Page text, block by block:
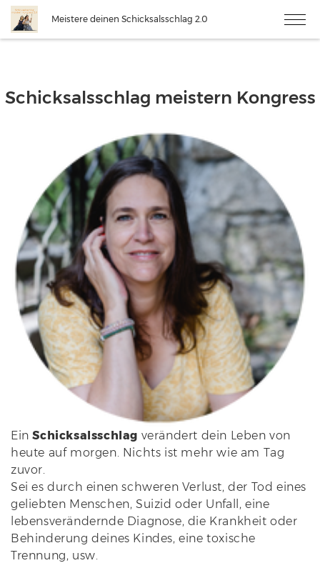
Meistere deinen Schicksalsschlag 2.0
Schicksalsschlag meistern Kongress
EinSchicksalsschlag verändert dein Leben von
heute auf morgen. Nichts ist mehr wie am Tag
zuvor.
Sei es durch einen schweren Verlust, der Tod eines
geliebten Menschen, Suizid oder Unfall, eine
lebensverändernde Diagnose, die Krankheit oder
Behinderung deines Kindes, eine toxische
Trennung, usw.